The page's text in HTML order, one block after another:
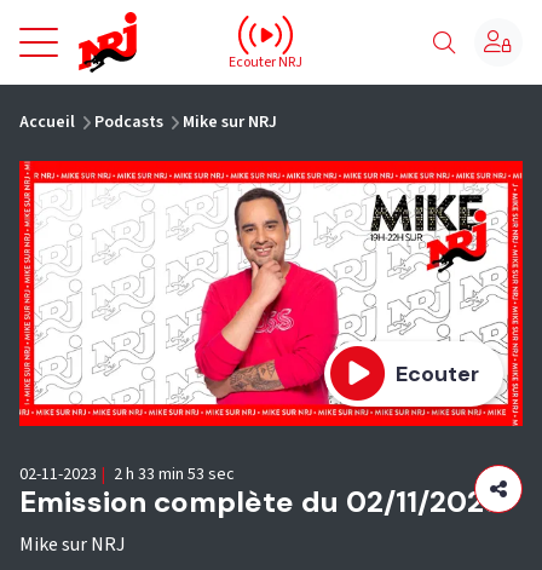
NRJ - Accueil
Ecouter NRJ
Accueil Podcasts Mike sur NRJ
Ecouter
Emission complète du 02/11/2023
Mike sur NRJ
02-11-2023 | 2 h 33 min 53 sec